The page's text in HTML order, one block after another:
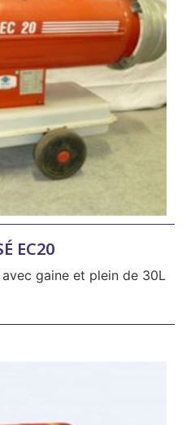
EC20
gaine et plein de 30L